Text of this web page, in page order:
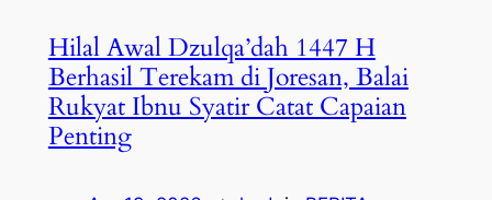
Hilal Awal Dzulqa’dah 1447 H
Berhasil Terekam di Joresan, Balai
Rukyat Ibnu Syatir Catat Capaian
Penting